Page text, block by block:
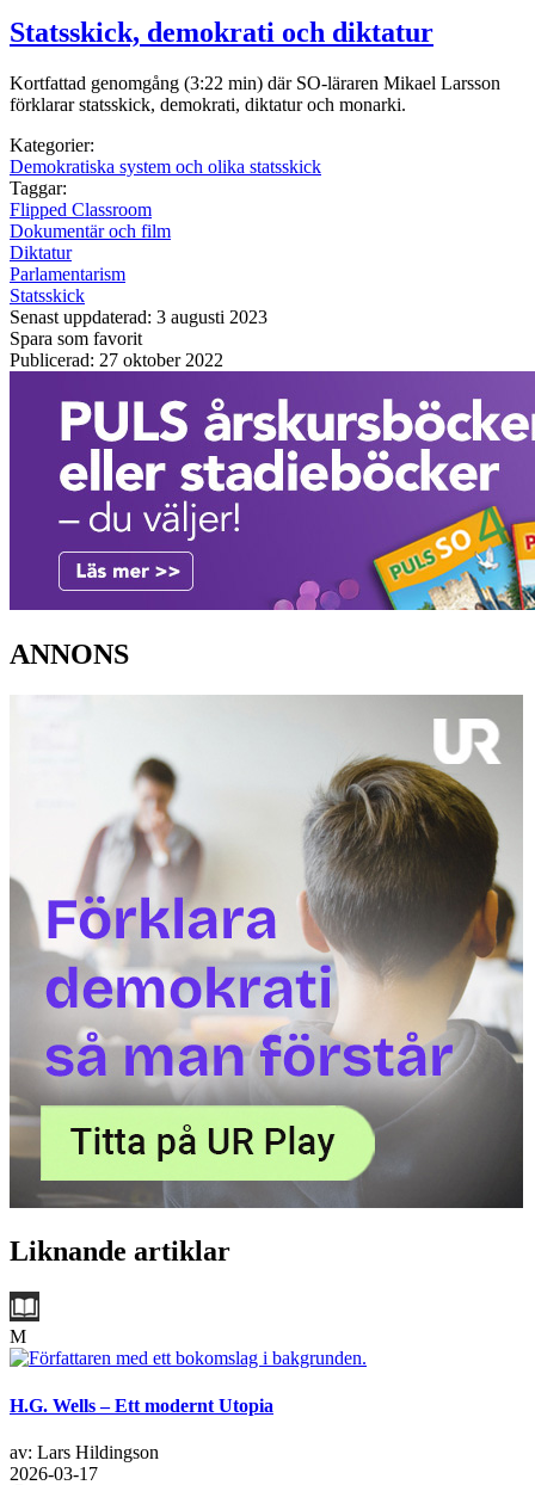
Statsskick, demokrati och diktatur
Kortfattad genomgång (3:22 min) där SO-läraren Mikael Larsson
förklarar statsskick, demokrati, diktatur och monarki.
Kategorier:
Demokratiska system och olika statsskick
Taggar:
Flipped Classroom
Dokumentär och film
Diktatur
Parlamentarism
Statsskick
Senast uppdaterad: 3 augusti 2023
Spara som favorit
Publicerad: 27 oktober 2022
ANNONS
Liknande artiklar
M
H.G. Wells – Ett modernt Utopia
av: Lars Hildingson
2026-03-17